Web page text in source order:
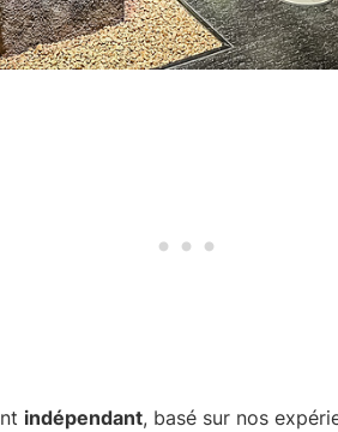
indépendant, basé sur nos